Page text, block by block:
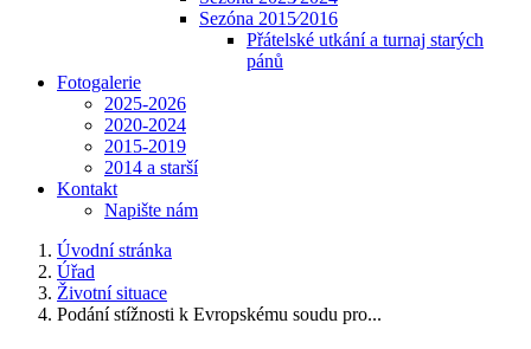
Sezóna 2015⁄2016
Přátelské utkání a turnaj starých
pánů
Fotogalerie
2025-2026
2020-2024
2015-2019
2014 a starší
Kontakt
Napište nám
Úvodní stránka
Úřad
Životní situace
Podání stížnosti k Evropskému soudu pro...